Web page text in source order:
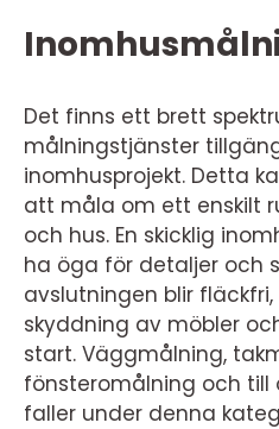
Det finns ett brett
målningstjänster
inomhusprojekt. Detta
att måla om ett enskilt
och hus. En skicklig
ha öga för detaljer och
avslutningen blir
skyddning av möbler
start. Väggmålning,
fönsteromålning och
faller under denna